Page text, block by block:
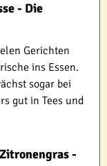
- Die
Gerichten
ins Essen.
sogar bei
gut in Tees und
-